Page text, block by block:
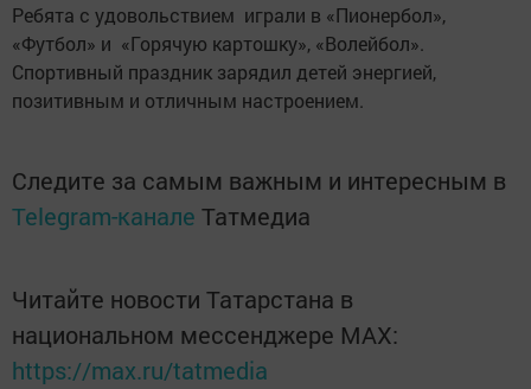
Ребята с удовольствием играли в «Пионербол»,
«Футбол» и «Горячую картошку», «Волейбол».
Спортивный праздник зарядил детей энергией,
позитивным и отличным настроением.
Следите за самым важным и интересным в
Telegram-канале Татмедиа
Читайте новости Татарстана в
национальном мессенджере MАХ:
https://max.ru/tatmedia